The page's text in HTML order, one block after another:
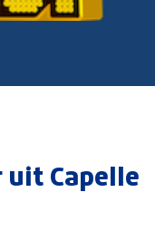
Capelle